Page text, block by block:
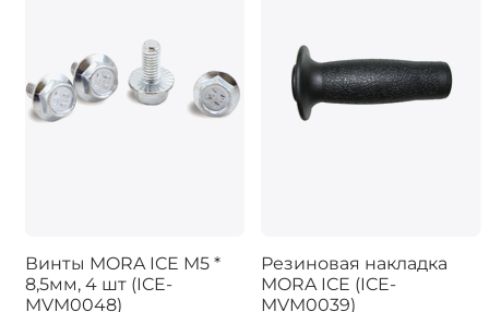
Винты MORA ICE M5 *
8,5мм, 4 шт (ICE-
MVM0048)
Резиновая накладка
MORA ICE (ICE-
MVM0039)